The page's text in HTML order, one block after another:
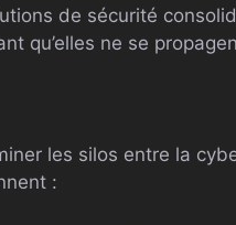
de sécurité
qu’elles ne se
les silos entre la
: